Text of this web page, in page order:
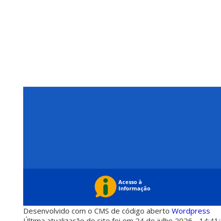
Desenvolvido com o CMS de código aberto Wordpress